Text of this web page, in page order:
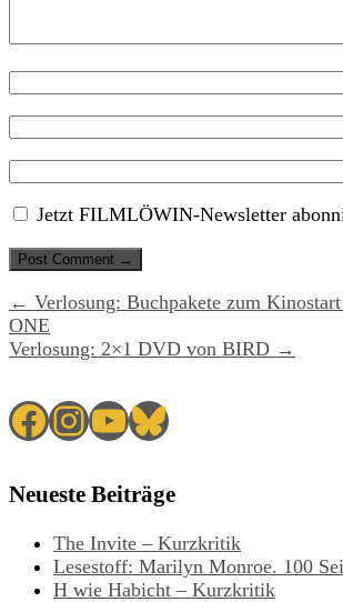
Jetzt FILMLÖWIN-Newsletter
← Verlosung: Buchpakete zum
ONE
Verlosung: 2×1 DVD von BIRD →
Facebook
Instagram
YouTube
Bluesky
Neueste Beiträge
The Invite – Kurzkritik
Lesestoff: Marilyn Monroe. 100
H wie Habicht – Kurzkritik